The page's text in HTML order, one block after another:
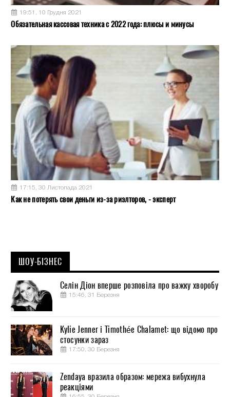
19:51, 10 Грудня 2021
Обязательная кассовая техника с 2022 года: плюсы и минусы
17:15, 30 Листопада 2021
Как не потерять свои деньги из-за риэлторов, - эксперт
ШОУ-БІЗНЕС
Селін Діон вперше розповіла про важку хворобу
15:46, 31 Березня
Kylie Jenner і Timothée Chalamet: що відомо про
стосунки зараз
17:50, 30 Березня
Zendaya вразила образом: мережа вибухнула
реакціями